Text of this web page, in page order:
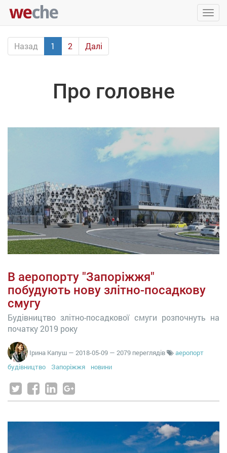
Назад
1 2 Далі
Про головне
В аеропорту "Запоріжжя"
побудують нову злітно-посадкову
смугу
Будівництво злітно-посадкової смуги розпочнуть на
початку 2019 року
Ірина Капуш — 2018-05-09 — 2079 переглядів
аеропорт
будівництво
Запоріжжя новини